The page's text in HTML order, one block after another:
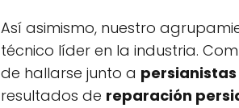
Así asimismo, nuestro
técnico líder en la industria.
de hallarse junto a
resultados de reparación